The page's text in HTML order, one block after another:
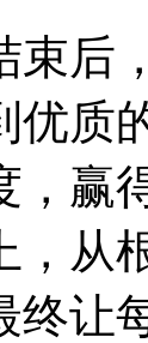
后，
优质
，赢
，从
终让